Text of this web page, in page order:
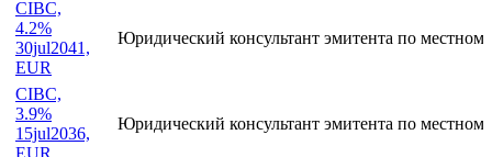
5.71%
20jul2036,
USD
4.2%
30jul2041,
EUR